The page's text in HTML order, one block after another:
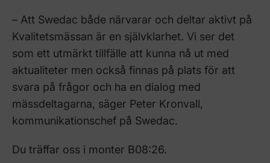
– Att Swedac både närvarar och deltar aktivt på
Kvalitetsmässan är en självklarhet. Vi ser det
som ett utmärkt tillfälle att kunna nå ut med
aktualiteter men också finnas på plats för att
svara på frågor och ha en dialog med
mässdeltagarna, säger Peter Kronvall,
kommunikationschef på Swedac.
Du träffar oss i monter B08:26.